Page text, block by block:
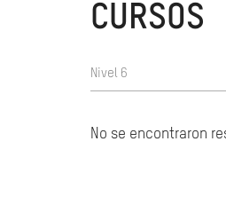
CURSOS
Nivel 6
No se encontraron